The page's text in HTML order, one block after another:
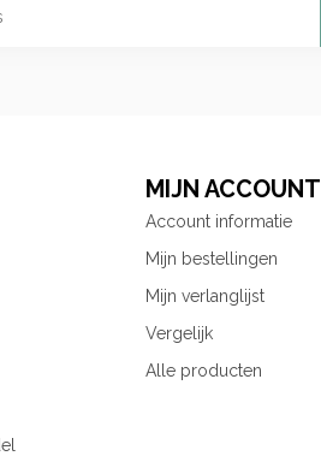
MIJN ACCOUNT
Account informatie
Mijn bestellingen
Mijn verlanglijst
Vergelijk
Alle producten